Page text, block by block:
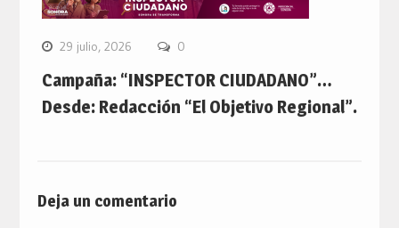
29 julio, 2026 0
Campaña: “INSPECTOR CIUDADANO”…
Desde: Redacción “El Objetivo Regional”.
Deja un comentario